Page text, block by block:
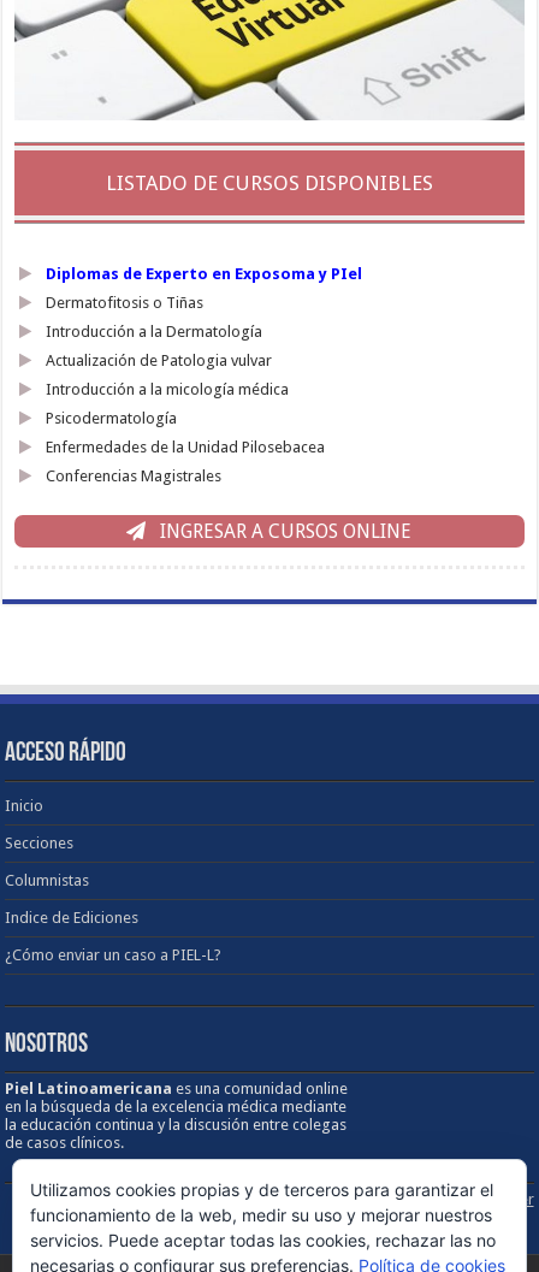
LISTADO DE CURSOS DISPONIBLES
Diplomas de Experto en Exposoma y PIel
Dermatofitosis o Tiñas
Introducción a la Dermatología
Actualización de Patologia vulvar
Introducción a la micología médica
Psicodermatología
Enfermedades de la Unidad Pilosebacea
Conferencias Magistrales
INGRESAR A CURSOS ONLINE
ACCESO RÁPIDO
Inicio
Secciones
Columnistas
Indice de Ediciones
¿Cómo enviar un caso a PIEL-L?
NOSOTROS
Piel Latinoamericanaes una comunidad online
en la búsqueda de la excelencia médica mediante
la educación continua y la discusión entre colegas
de casos clínicos.
Sobre los Derechos de Autor / Disclaimer
Utilizamos cookies propias y de terceros para garantizar el
funcionamiento de la web, medir su uso y mejorar nuestros
servicios. Puede aceptar todas las cookies, rechazar las no
necesarias o configurar sus preferencias. Política de cookies